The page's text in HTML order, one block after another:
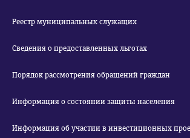
Реестр муниципальных служащих
Сведения о предоставленных льготах
Порядок рассмотрения обращений граждан
Информация о состоянии защиты населения
Информация об участии в инвестиционных